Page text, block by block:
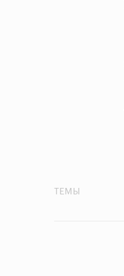
ТЕМЫ